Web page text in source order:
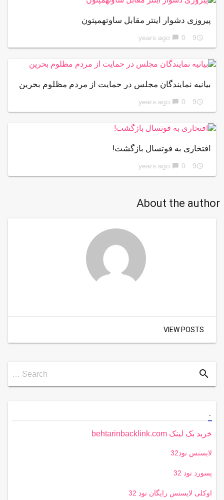
پیروزی دشوار اینتر مقابل ساوتهمپتون
access_time
9 years ago
chat_bubble 0
بیانیه نمایندگان مجلس در حمایت از مردم مظلوم بحرین
access_time
9 years ago
chat_bubble 0
افتخاری به فوتسال بازگشت!
access_time
9 years ago
chat_bubble 0
About the author
VIEW POSTS
Search
for
Search … search
.
خرید بک لینک behtarinbacklink.com
لایسنس نود32
پسورد نود 32
اوکلی لایسنس رایگان نود 32